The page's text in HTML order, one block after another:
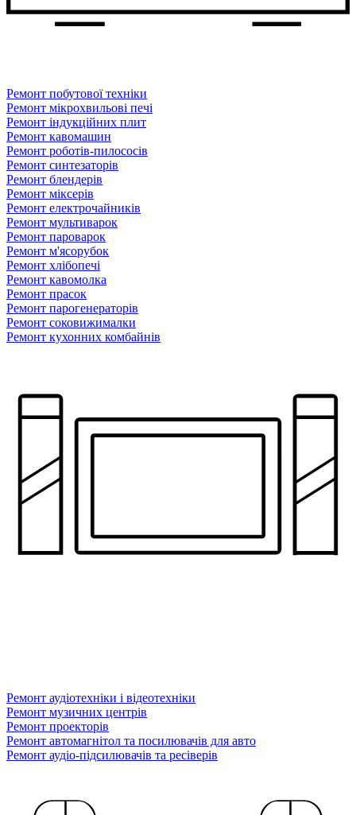
Ремонт побутової техніки
Ремонт мікрохвильові печі
Ремонт індукційних плит
Ремонт кавомашин
Ремонт роботів-пилососів
Ремонт синтезаторів
Ремонт блендерiв
Ремонт мiксерiв
Ремонт електрочайників
Ремонт мультиварок
Ремонт пароварок
Ремонт м'ясорубок
Ремонт хлiбопечi
Ремонт кавомолка
Ремонт прасок
Ремонт парогенераторiв
Ремонт соковижималки
Ремонт кухонних комбайнів
Ремонт аудіотехніки і відеотехніки
Ремонт музичних центрів
Ремонт проекторів
Ремонт автомагнітол та посилювачів для авто
Ремонт аудіо-підсилювачів та ресіверів